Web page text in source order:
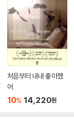
처음부터 내내 좋아했
어
10% 14,220원